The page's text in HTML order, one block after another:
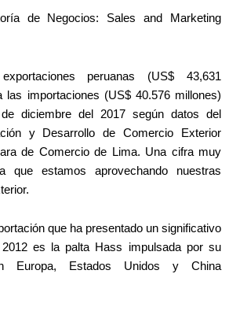
de Negocios: Sales and Marketing
peruanas (US$ 43,631
las importaciones (US$ 40.576 millones)
diciembre del 2017 según datos del
y Desarrollo de Comercio Exterior
de Comercio de Lima. Una cifra muy
que estamos aprovechando nuestras
que ha presentado un significativo
es la palta Hass impulsada por su
Europa, Estados Unidos y China